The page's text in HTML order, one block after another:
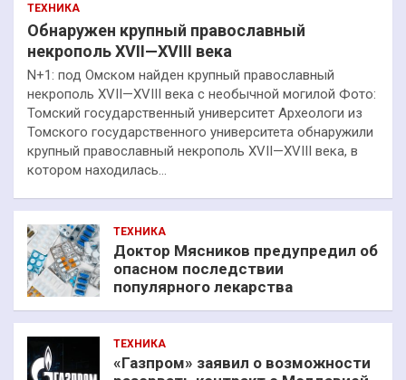
ТЕХНИКА
Обнаружен крупный православный
некрополь XVII—XVIII века
N+1: под Омском найден крупный православный
некрополь XVII—XVIII века с необычной могилой Фото:
Томский государственный университет Археологи из
Томского государственного университета обнаружили
крупный православный некрополь XVII—XVIII века, в
котором находилась…
ТЕХНИКА
Доктор Мясников предупредил об
опасном последствии
популярного лекарства
ТЕХНИКА
«Газпром» заявил о возможности